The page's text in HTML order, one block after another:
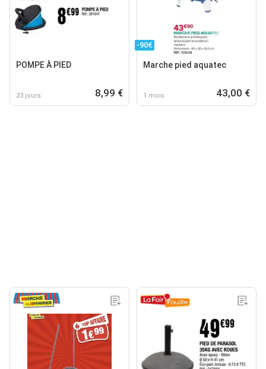
POMPE À PIED
23 jours 8,99 €
-90€
Marche pied aquatec
1 mois 43,00 €